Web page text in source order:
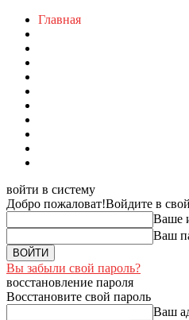
Главная
войти в систему
Добро пожаловат!Войдите в
Ваше
Ваш
Вы забыли свой пароль?
восстановление пароля
Восстановите свой пароль
Ваш